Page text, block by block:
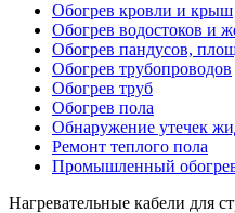
Обогрев кровли и крыш
Обогрев водостоков и
Обогрев пандусов,
Обогрев трубопроводов
Обогрев труб
Обогрев пола
Обнаружение утечек
Ремонт теплого пола
Промышленный
Нагревательные кабели для